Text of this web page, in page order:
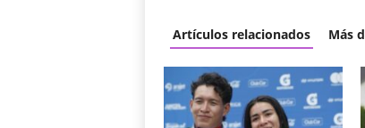
Artículos relacionados Más